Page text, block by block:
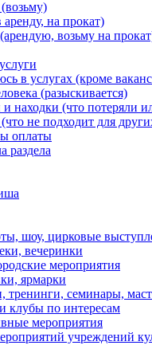
аренду, на прокат)
возьму на
в услугах (кроме
(разыскивается)
и находки (что потеряли
не подходит для
оплаты
раздела
шоу, цирковые
вечеринки
мероприятия
ярмарки
тренинги, семинары,
клубы по интересам
мероприятия
учреждений